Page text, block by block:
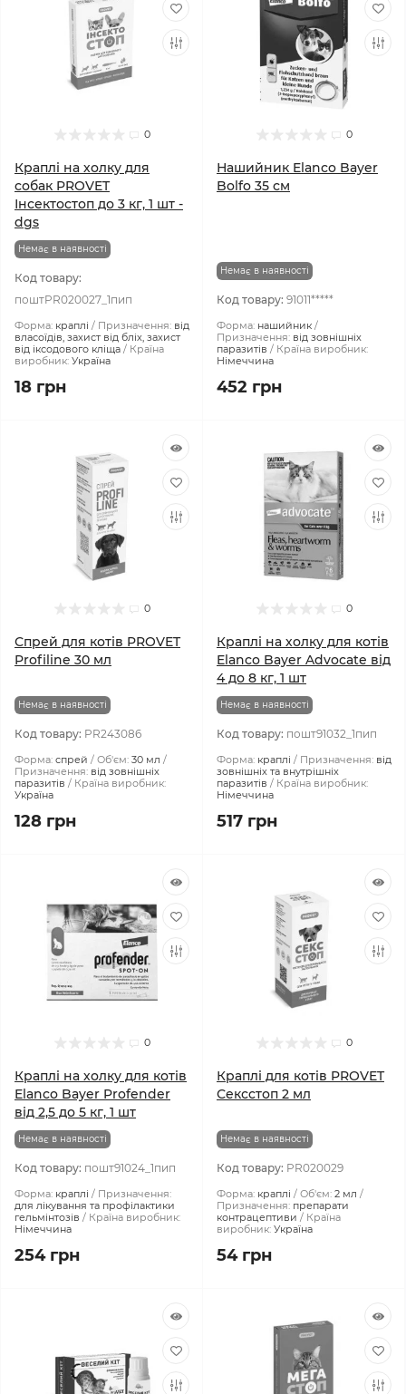
0
Краплі на холку для
собак PROVET
Інсектостоп до 3 кг, 1 шт -
dgs
Немає в наявності
Код товару:
поштPR020027_1пип
Форма: краплі Призначення: від
власоїдів, захист від бліх, захист
від іксодового кліща
Країна
виробник: Україна
18 грн
0
Нашийник Elanco Bayer
Bolfo 35 см
Немає в наявності
Код товару: 91011*****
Форма: нашийник
Призначення: від зовнішніх
паразитів
Країна виробник:
Німеччина
452 грн
0
Спрей для котів PROVET
Profiline 30 мл
Немає в наявності
Код товару: PR243086
Форма: спрей Об'єм: 30 мл
Призначення: від зовнішніх
паразитів
Країна виробник:
Україна
128 грн
0
Краплі на холку для котів
Elanco Bayer Advocate від
4 до 8 кг, 1 шт
Немає в наявності
Код товару: пошт91032_1пип
Форма: краплі Призначення: від
зовнішніх та внутрішніх
паразитів
Країна виробник:
Німеччина
517 грн
0
Краплі на холку для котів
Elanco Bayer Profender
від 2,5 до 5 кг, 1 шт
Немає в наявності
Код товару: пошт91024_1пип
Форма: краплі
Призначення:
для лікування та профілактики
гельмінтозів
Країна виробник:
Німеччина
254 грн
0
Краплі для котів PROVET
Сексcтоп 2 мл
Немає в наявності
Код товару: PR020029
Форма: краплі Об'єм: 2 мл
Призначення: препарати
контрацептиви
Країна
виробник: Україна
54 грн